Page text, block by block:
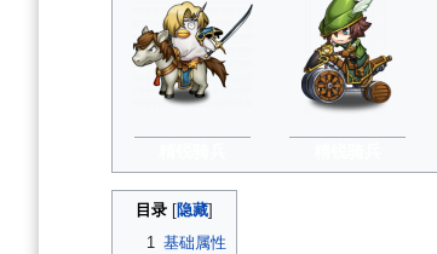
目录
1
基础属性